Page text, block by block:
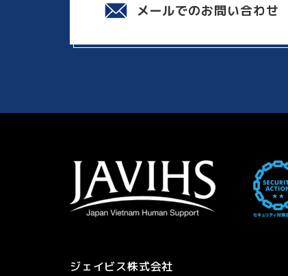
メールでのお問い合わせ
ジェイビス株式会社